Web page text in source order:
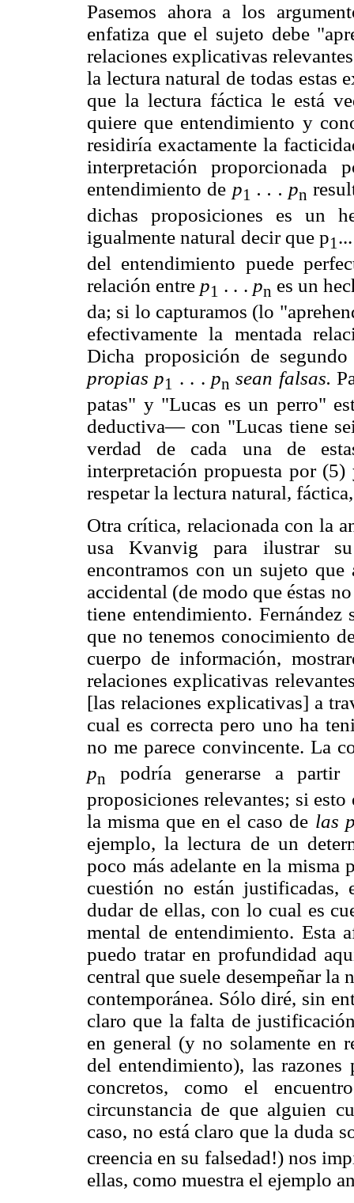
Pasemos ahora a los
enfatiza que el sujeto debe
relaciones explicativas
la lectura natural de todas estas
que la lectura fáctica le está
quiere que entendimiento y
residiría exactamente la
interpretación
entendimiento de p1 . . . pn
dichas proposiciones es un
igualmente natural decir que p1
del entendimiento puede
relación entre p1 . . . pn es un
da; si lo capturamos (lo
efectivamente la mentada
Dicha proposición de
propias p1 . . . pn sean falsas.
patas" y "Lucas es un perro"
deductiva— con "Lucas tiene
verdad de cada una de
interpretación propuesta por
respetar la lectura natural,
Otra crítica, relacionada con la
usa Kvanvig para ilustrar
encontramos con un sujeto
accidental (de modo que éstas
tiene entendimiento. Fernández
que no tenemos conocimiento
cuerpo de información,
relaciones explicativas
[las relaciones explicativas] a
cual es correcta pero uno ha
no me parece convincente. La
pn
podría generarse a
proposiciones relevantes; si
la misma que en el caso de las
ejemplo, la lectura de un
poco más adelante en la misma
cuestión no están justificadas,
dudar de ellas, con lo cual es
mental de entendimiento. Esta
puedo tratar en profundidad
central que suele desempeñar
contemporánea. Sólo diré, sin
claro que la falta de
en general (y no solamente en
del entendimiento), las razones
concretos, como el
circunstancia de que alguien
caso, no está claro que la duda
creencia en su falsedad!) nos
ellas, como muestra el ejemplo